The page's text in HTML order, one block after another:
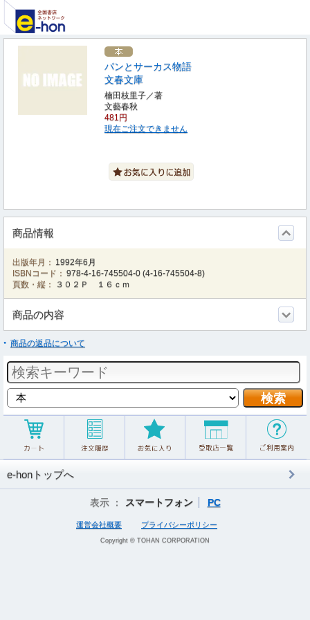
パンとサーカス物語
文春文庫
楠田枝里子／著
文藝春秋
481円
現在ご注文できません
商品情報
出版年月： 1992年6月
ISBNコード： 978-4-16-745504-0 (4-16-745504-8)
頁数・縦：
３０２Ｐ １６ｃｍ
商品の内容
商品の返品について
e-honトップへ
表示 ： スマートフォン PC
運営会社概要 プライバシーポリシー
Copyright © TOHAN CORPORATION